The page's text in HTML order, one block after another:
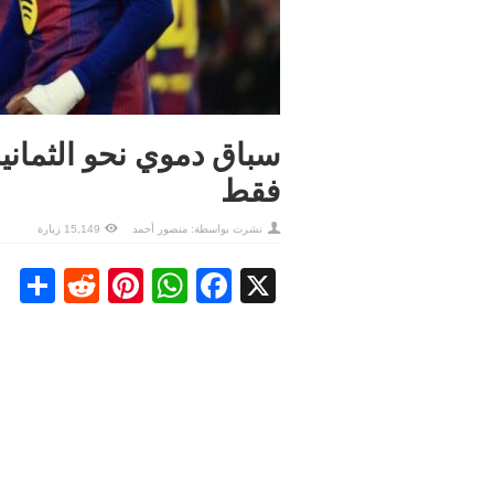
سباق دموي نحو
فقط
نشرت بواسطة:منصور أحمد 15,149 زيارة
X
Facebook
WhatsApp